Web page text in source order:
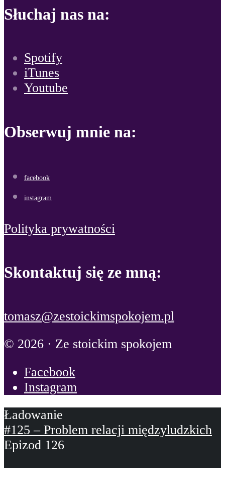
Słuchaj nas na:
Spotify
iTunes
Youtube
Obserwuj mnie na:
facebook
instagram
Polityka prywatności
Skontaktuj się ze mną:
tomasz@zestoickimspokojem.pl
© 2026 · Ze stoickim spokojem
Facebook
Instagram
#125 – Problem relacji międzyludzkich
Epizod 126